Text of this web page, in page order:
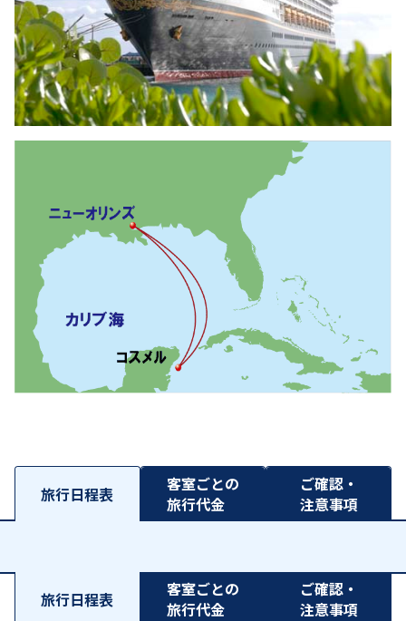
旅行日程表
客室ごとの
旅行代金
ご確認・
注意事項
旅行日程表
客室ごとの
旅行代金
ご確認・
注意事項